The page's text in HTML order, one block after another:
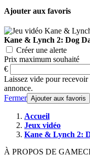
Ajouter aux favoris
Kane & Lynch 2: Dog
Créer une alerte
Prix maximum souhaité
€
Laissez vide pour
annonce.
Fermer Ajouter aux favoris
Accueil
Jeux vidéo
Kane & Lynch 2:
À PROPOS DE